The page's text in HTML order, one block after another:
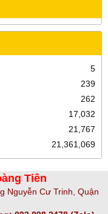
5
239
262
17,032
21,767
21,361,069
Tiên
Nguyễn Cư Trinh, Quận